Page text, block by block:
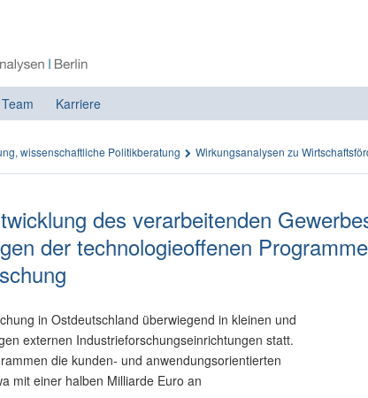
Team Karriere
wissenschaftliche Politikberatung Wirkungsanalysen zu
des verarbeitenden
der technologieoffenen Programme
in Ostdeutschland überwiegend in kleinen und
externen Industrieforschungseinrichtungen statt.
die kunden- und anwendungsorientierten
mit einer halben Milliarde Euro an